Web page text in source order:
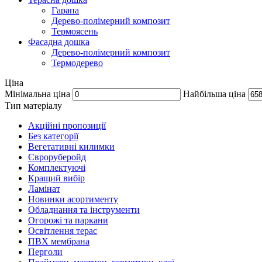
Гарапа
Дерево-полімерний композит
Термоясень
Фасадна дошка
Дерево-полімерний композит
Термодерево
Ціна
Мінімальна ціна
Найбільша ціна
Тип матеріалу
Акційні пропозиції
Без категорії
Вегетативні килимки
Євроруберойд
Комплектуючі
Кращий вибір
Ламінат
Новинки асортименту
Обладнання та інструменти
Огорожі та паркани
Освітлення терас
ПВХ мембрана
Перголи